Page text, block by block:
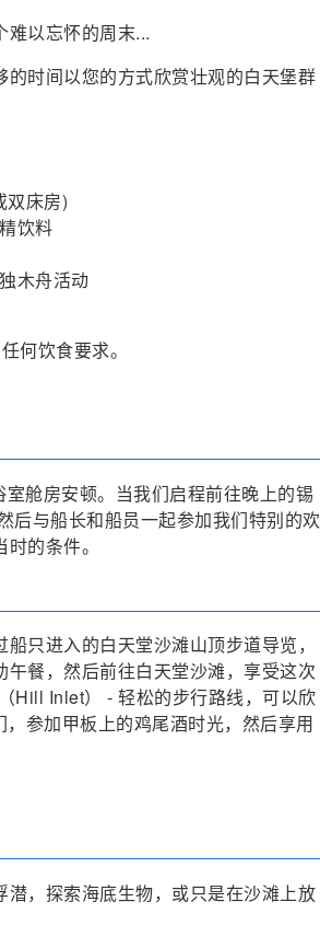
难以忘怀的周末...
时间以您的方式欣赏壮观的白天堡群
双床房)
饮料
木舟活动
何饮食要求。
舱房安顿。当我们启程前往晚上的锡
后与船长和船员一起参加我们特别的欢
的条件。
只进入的白天堂沙滩山顶步道导览，
餐，然后前往白天堂沙滩，享受这次
Hill Inlet） - 轻松的步行路线，可以欣
参加甲板上的鸡尾酒时光，然后享用
，探索海底生物，或只是在沙滩上放